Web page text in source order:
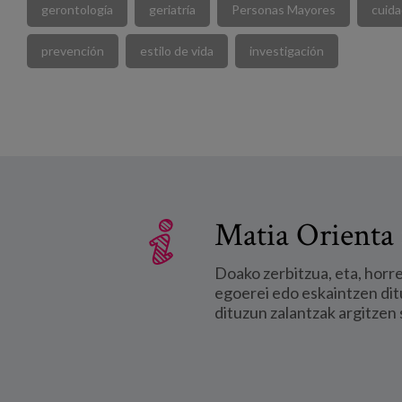
gerontología geriatría Personas Mayores
prevención estilo de vida investigación
Matia Orienta
Doako zerbitzua, eta,
egoerei edo eskaintzen
dituzun zalantzak argitzen